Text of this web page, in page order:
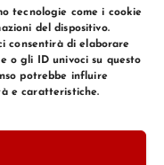
tecnologie come i cookie
del dispositivo.
consentirà di elaborare
o gli ID univoci su questo
potrebbe influire
e caratteristiche.